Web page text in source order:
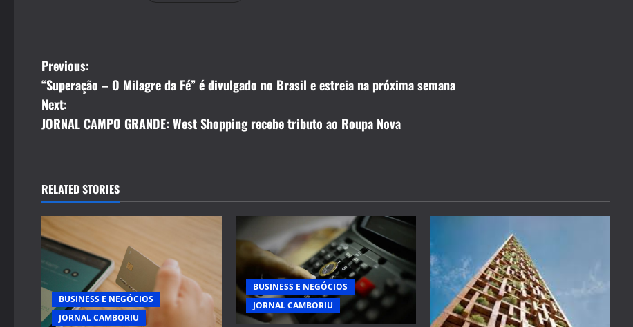
P
o
s
n
a
v
i
g
Previous:
“Superação – O Milagre da Fé” é divulgado no Brasil e estreia na próxima semana
Next:
JORNAL CAMPO GRANDE: West Shopping recebe tributo ao Roupa Nova
RELATED STORIES
BUSINESS E NEGÓCIOS
JORNAL CAMBORIU
BUSINESS E NEGÓCIOS
JORNAL CAMBORIU